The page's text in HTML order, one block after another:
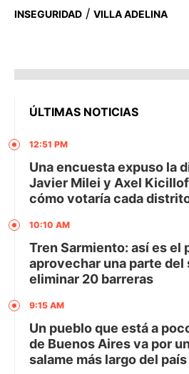
INSEGURIDAD / VILLA ADELINA
ÚLTIMAS NOTICIAS
12:51 PM
Una encuesta expuso la
Javier Milei y Axel
cómo votaría cada
10:10 AM
Tren Sarmiento: así es el
aprovechar una parte
eliminar 20 barreras
9:15 AM
Un pueblo que está a
de Buenos Aires va por
salame más largo del país